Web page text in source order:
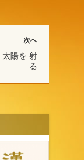
次へ
太陽を 射
る